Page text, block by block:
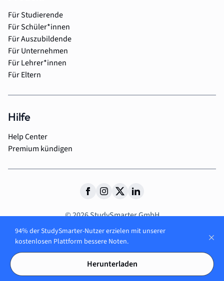
Für Studierende
Für Schüler*innen
Für Auszubildende
Für Unternehmen
Für Lehrer*innen
Für Eltern
Hilfe
Help Center
Premium kündigen
© 2026 StudySmarter GmbH
AGB
Impressum Datenschutzerklärung
94% der StudySmarter-Nutzer erzielen mit unserer
kostenlosen Plattform bessere Noten.
Herunterladen